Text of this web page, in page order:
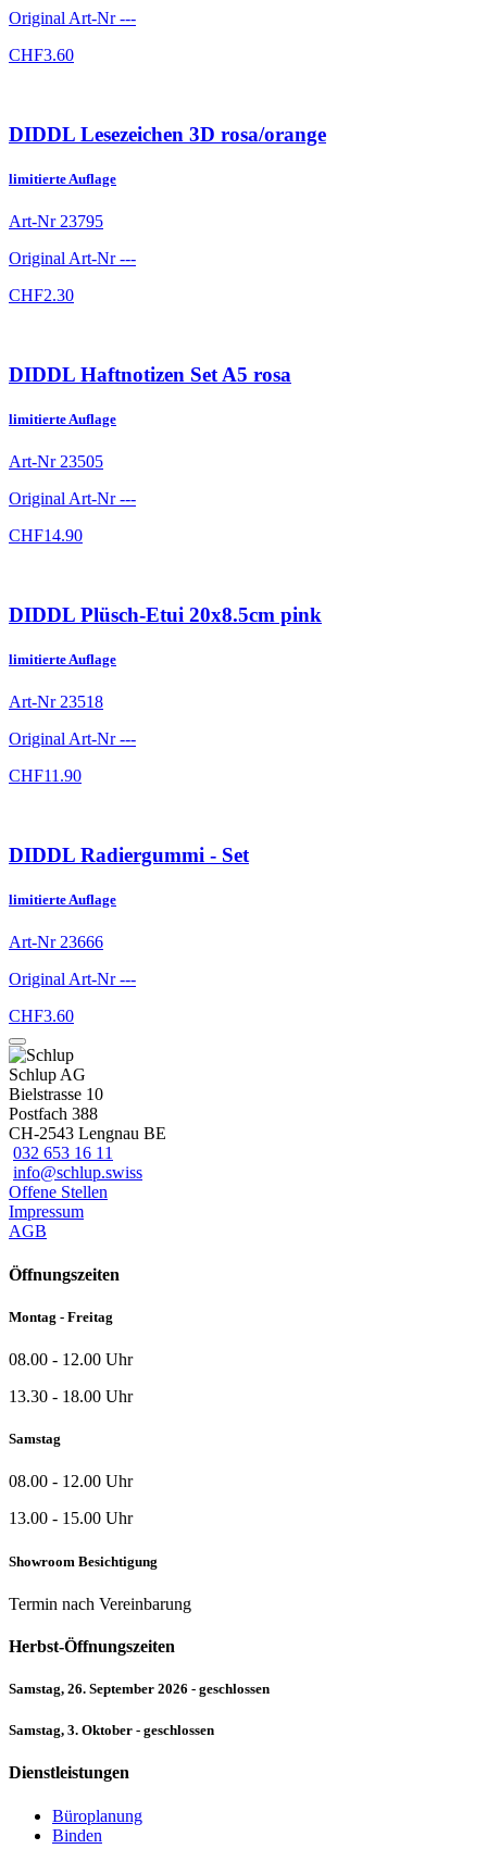
Original Art-Nr---
CHF3.60
DIDDL Lesezeichen 3D rosa/orange
limitierte Auflage
Art-Nr 23795
Original Art-Nr---
CHF2.30
DIDDL Haftnotizen Set A5 rosa
limitierte Auflage
Art-Nr 23505
Original Art-Nr---
CHF14.90
DIDDL Plüsch-Etui 20x8.5cm pink
limitierte Auflage
Art-Nr 23518
Original Art-Nr---
CHF11.90
DIDDL Radiergummi - Set
limitierte Auflage
Art-Nr 23666
Original Art-Nr---
CHF3.60
Schlup AG
Bielstrasse 10
Postfach 388
CH-2543 Lengnau BE
032 653 16 11
info@schlup.swiss
Offene Stellen
Impressum
AGB
Öffnungszeiten
Montag - Freitag
08.00 - 12.00 Uhr
13.30 - 18.00 Uhr
Samstag
08.00 - 12.00 Uhr
13.00 - 15.00 Uhr
Showroom Besichtigung
Termin nach Vereinbarung
Herbst-Öffnungszeiten
Samstag, 26. September 2026 - geschlossen
Samstag, 3. Oktober - geschlossen
Dienstleistungen
Büroplanung
Binden